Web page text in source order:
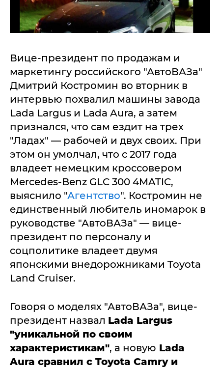
Вице-президент по продажам и
маркетингу российского "АвтоВАЗа"
Дмитрий Костромин во вторник в
интервью похвалил машины завода
Lada Largus и Lada Aura, а затем
признался, что сам ездит на трех
"Ладах" — рабочей и двух своих. При
этом он умолчал, что с 2017 года
владеет немецким кроссовером
Mercedes-Benz GLC 300 4MATIC,
выяснило "Агентство". Костромин не
единственный любитель иномарок в
руководстве "АвтоВАЗа" — вице-
президент по персоналу и
соцполитике владеет двумя
японскими внедорожниками Toyota
Land Cruiser.
Говоря о моделях "АвтоВАЗа", вице-
президент назвал Lada Largus
"уникальной по своим
характеристикам", а новую Lada
Aura сравнил с Toyota Camry и